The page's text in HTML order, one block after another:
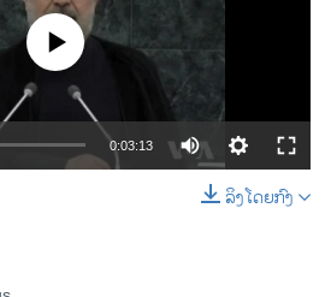
currently available
0:03:13
ລິງໂດຍກົງ